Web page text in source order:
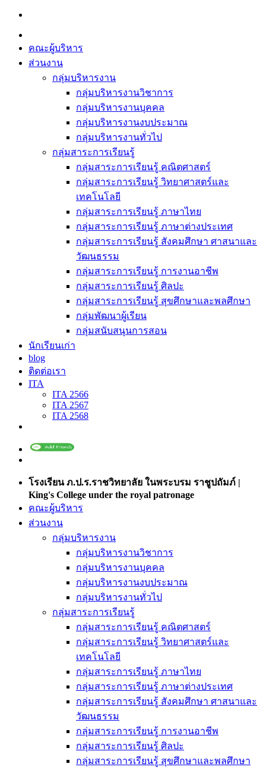
Skip
content
คณะผู้บริหาร
ส่วนงาน
กลุ่มบริหารงาน
กลุ่มบริหารงานวิชาการ
กลุ่มบริหารงานบุคคล
กลุ่มบริหารงานงบประมาณ
กลุ่มบริหารงานทั่วไป
กลุ่มสาระการเรียนรู้
กลุ่มสาระการเรียนรู้ คณิตศาสตร์
กลุ่มสาระการเรียนรู้ วิทยาศาสตร์และ
เทคโนโลยี
กลุ่มสาระการเรียนรู้ ภาษาไทย
กลุ่มสาระการเรียนรู้ ภาษาต่างประเทศ
กลุ่มสาระการเรียนรู้ สังคมศึกษา ศาสนาและ
วัฒนธรรม
กลุ่มสาระการเรียนรู้ การงานอาชีพ
กลุ่มสาระการเรียนรู้ ศิลปะ
กลุ่มสาระการเรียนรู้ สุขศึกษาและพลศึกษา
กลุ่มพัฒนาผู้เรียน
กลุ่มสนับสนุนการสอน
นักเรียนเก่า
blog
ติดต่อเรา
ITA
ITA 2566
ITA 2567
ITA 2568
โรงเรียน ภ.ป.ร.ราชวิทยาลัย ในพระบรม ราชูปถัมภ์ |
King's College under the royal patronage
คณะผู้บริหาร
ส่วนงาน
กลุ่มบริหารงาน
กลุ่มบริหารงานวิชาการ
กลุ่มบริหารงานบุคคล
กลุ่มบริหารงานงบประมาณ
กลุ่มบริหารงานทั่วไป
กลุ่มสาระการเรียนรู้
กลุ่มสาระการเรียนรู้ คณิตศาสตร์
กลุ่มสาระการเรียนรู้ วิทยาศาสตร์และ
เทคโนโลยี
กลุ่มสาระการเรียนรู้ ภาษาไทย
กลุ่มสาระการเรียนรู้ ภาษาต่างประเทศ
กลุ่มสาระการเรียนรู้ สังคมศึกษา ศาสนาและ
วัฒนธรรม
กลุ่มสาระการเรียนรู้ การงานอาชีพ
กลุ่มสาระการเรียนรู้ ศิลปะ
กลุ่มสาระการเรียนรู้ สุขศึกษาและพลศึกษา